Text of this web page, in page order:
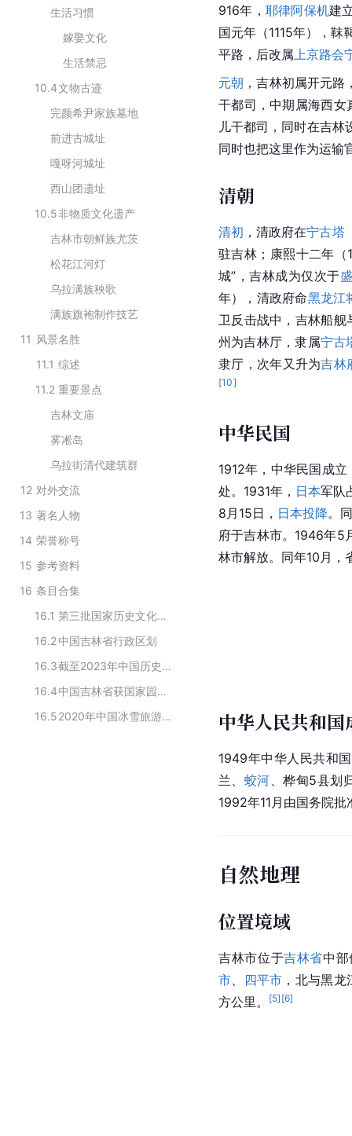
生活习惯
嫁娶文化
生活禁忌
10.4文物古迹
完颜希尹家族墓地
前进古城址
嘎呀河城址
西山团遗址
10.5非物质文化遗产
吉林市朝鲜族尤茨
松花江河灯
乌拉满族秧歌
满族旗袍制作技艺
11 风景名胜
11.1 综述
11.2 重要景点
吉林文庙
雾凇岛
乌拉街清代建筑群
12 对外交流
13 著名人物
14 荣誉称号
15 参考资料
16 条目合集
16.1
第三批国家历史文化名城
16.2中国吉林省行政区划
16.3
截至2023年中国历史文化名城名单
16.4
中国吉林省获国家园林城市名单
16.5
2020年中国冰雪旅游十强市
916年， 耶律阿保机建
国元年（1115年），靺
平路，后改属 上京路会
元朝 ，吉林初属开元
干都司，中期属海西女
儿干都司，同时在吉林
同时也把这里作为运输
清朝
清初 ，清政府在宁古塔
驻吉林；康熙十二年
城”，吉林成为仅次于
年），清政府命黑龙江
卫反击战中，吉林船舰
州为吉林厅，隶属宁古
隶厅，次年又升为吉林
[10]
中华民国
1912年， 中华民国成立
处。1931年， 日本军队
8月15日， 日本投降。
府于吉林市。1946年5
林市解放。同年10月，
中华人民共和国
1949年中华人民共和
兰、 蛟河 、桦甸5县
1992年11月由国务院批
自然地理
位置境域
吉林市位于吉林省中部
市、 四平市 ，北与黑
方公里。
[5] [6]